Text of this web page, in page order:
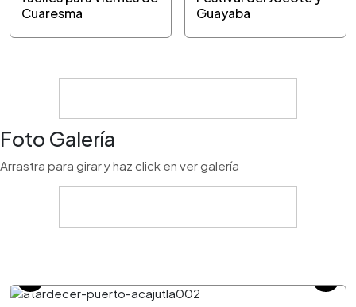
Cuaresma
Guayaba
Foto Galería
Arrastra para girar y haz click en ver galería